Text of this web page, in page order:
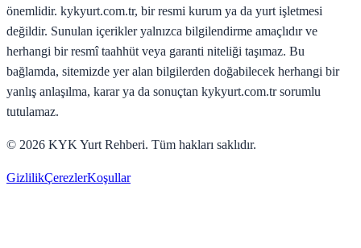
önemlidir. kykyurt.com.tr, bir resmi kurum ya da yurt işletmesi
değildir. Sunulan içerikler yalnızca bilgilendirme amaçlıdır ve
herhangi bir resmî taahhüt veya garanti niteliği taşımaz. Bu
bağlamda, sitemizde yer alan bilgilerden doğabilecek herhangi bir
yanlış anlaşılma, karar ya da sonuçtan kykyurt.com.tr sorumlu
tutulamaz.
© 2026 KYK Yurt Rehberi. Tüm hakları saklıdır.
GizlilikÇerezlerKoşullar